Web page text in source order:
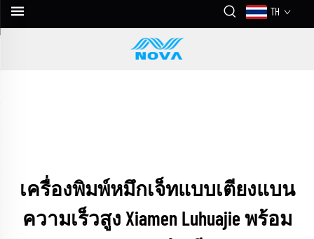
TH
เครื่องพิมพ์หมึกเจ็ทแบบเตียงแบน
ความเร็วสูง Xiamen Luhuajie พร้อม